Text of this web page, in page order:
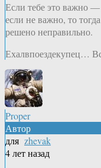
Если тебе это важно
если не важно, то
решено неправильно.
Ехалвпоездекупец…
Proper
Автор
для zhevak
4 лет назад